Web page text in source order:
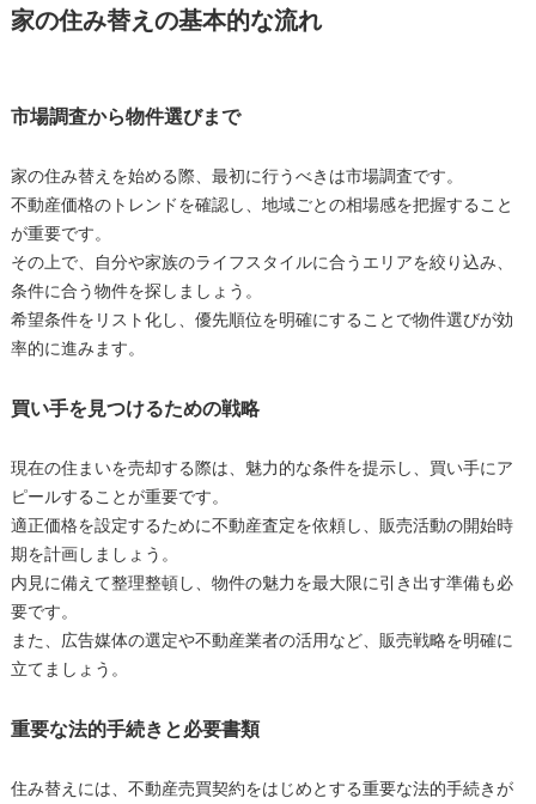
家の住み替えの基本的な流れ
市場調査から物件選びまで
家の住み替えを始める際、最初に行うべきは市場調査です。
不動産価格のトレンドを確認し、地域ごとの相場感を把握すること
が重要です。
その上で、自分や家族のライフスタイルに合うエリアを絞り込み、
条件に合う物件を探しましょう。
希望条件をリスト化し、優先順位を明確にすることで物件選びが効
率的に進みます。
買い手を見つけるための戦略
現在の住まいを売却する際は、魅力的な条件を提示し、買い手にア
ピールすることが重要です。
適正価格を設定するために不動産査定を依頼し、販売活動の開始時
期を計画しましょう。
内見に備えて整理整頓し、物件の魅力を最大限に引き出す準備も必
要です。
また、広告媒体の選定や不動産業者の活用など、販売戦略を明確に
立てましょう。
重要な法的手続きと必要書類
住み替えには、不動産売買契約をはじめとする重要な法的手続きが